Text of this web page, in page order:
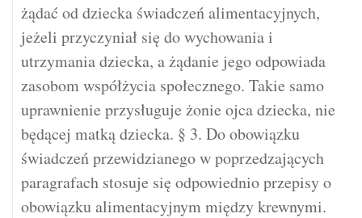
żądać od dziecka świadczeń alimentacyjnych,
jeżeli przyczyniał się do wychowania i
utrzymania dziecka, a żądanie jego odpowiada
zasobom współżycia społecznego. Takie samo
uprawnienie przysługuje żonie ojca dziecka, nie
będącej matką dziecka. § 3. Do obowiązku
świadczeń przewidzianego w poprzedzających
paragrafach stosuje się odpowiednio przepisy o
obowiązku alimentacyjnym między krewnymi.